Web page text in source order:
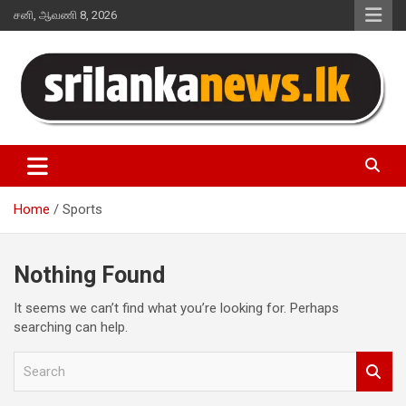
to
சனி, ஆவணி 8, 2026
Sri Lanka News
Home Sports
Nothing Found
It seems we can’t find what you’re looking for. Perhaps
searching can help.